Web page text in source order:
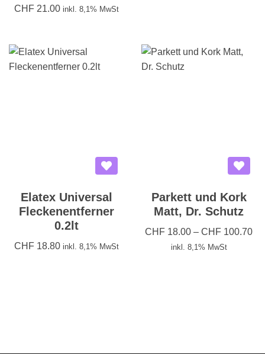
CHF21.00 inkl. 8,1% MwSt
Elatex Universal
Fleckenentferner
0.2lt
CHF18.80 inkl. 8,1% MwSt
Parkett und Kork
Matt, Dr. Schutz
CHF 18.00 – CHF 100.70
inkl. 8,1% MwSt